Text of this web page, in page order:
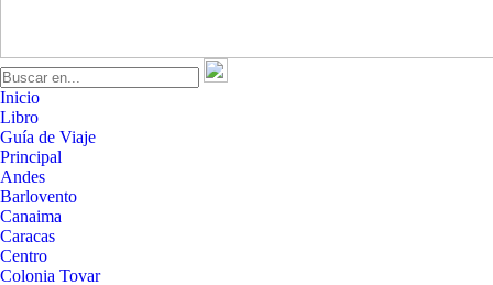
Inicio
Libro
Guía de Viaje
Principal
Andes
Barlovento
Canaima
Caracas
Centro
Colonia Tovar